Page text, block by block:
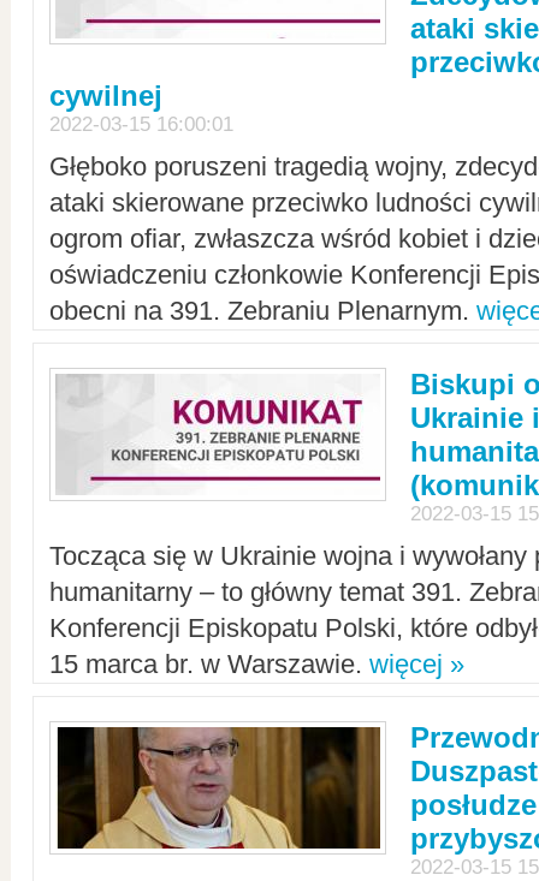
ataki
cywilnej
2022-03-15 16:00:01
Głęboko poruszeni tragedią wojny,
ataki skierowane przeciwko ludności
ogrom ofiar, zwłaszcza wśród kobiet i
oświadczeniu członkowie Konferencji
obecni na 391. Zebraniu Plenarnym.
Biskupi
Ukrainie
2022-03-15
Tocząca się w Ukrainie wojna i
humanitarny – to główny temat 391.
Konferencji Episkopatu Polski, które
15 marca br. w Warszawie. więcej »
2022-03-15